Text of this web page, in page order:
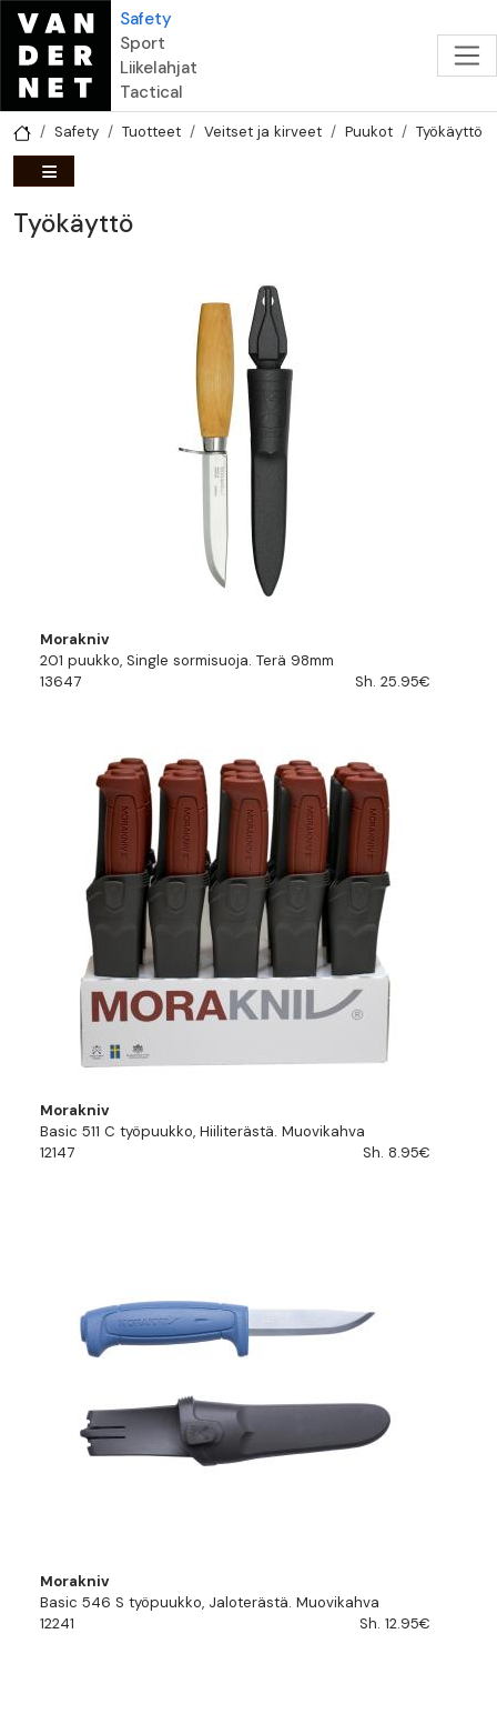
Hyppää pääsisältöön
Safety
Sport
Liikelahjat
Tactical
Safety Tuotteet Veitset ja kirveet Puukot Työkäyttö
Työkäyttö
Morakniv
201 puukko, Single sormisuoja. Terä 98mm
13647
Sh. 25.95€
Morakniv
Basic 511 C työpuukko, Hiiliterästä. Muovikahva
12147
Sh. 8.95€
Morakniv
Basic 546 S työpuukko, Jaloterästä. Muovikahva
12241
Sh. 12.95€